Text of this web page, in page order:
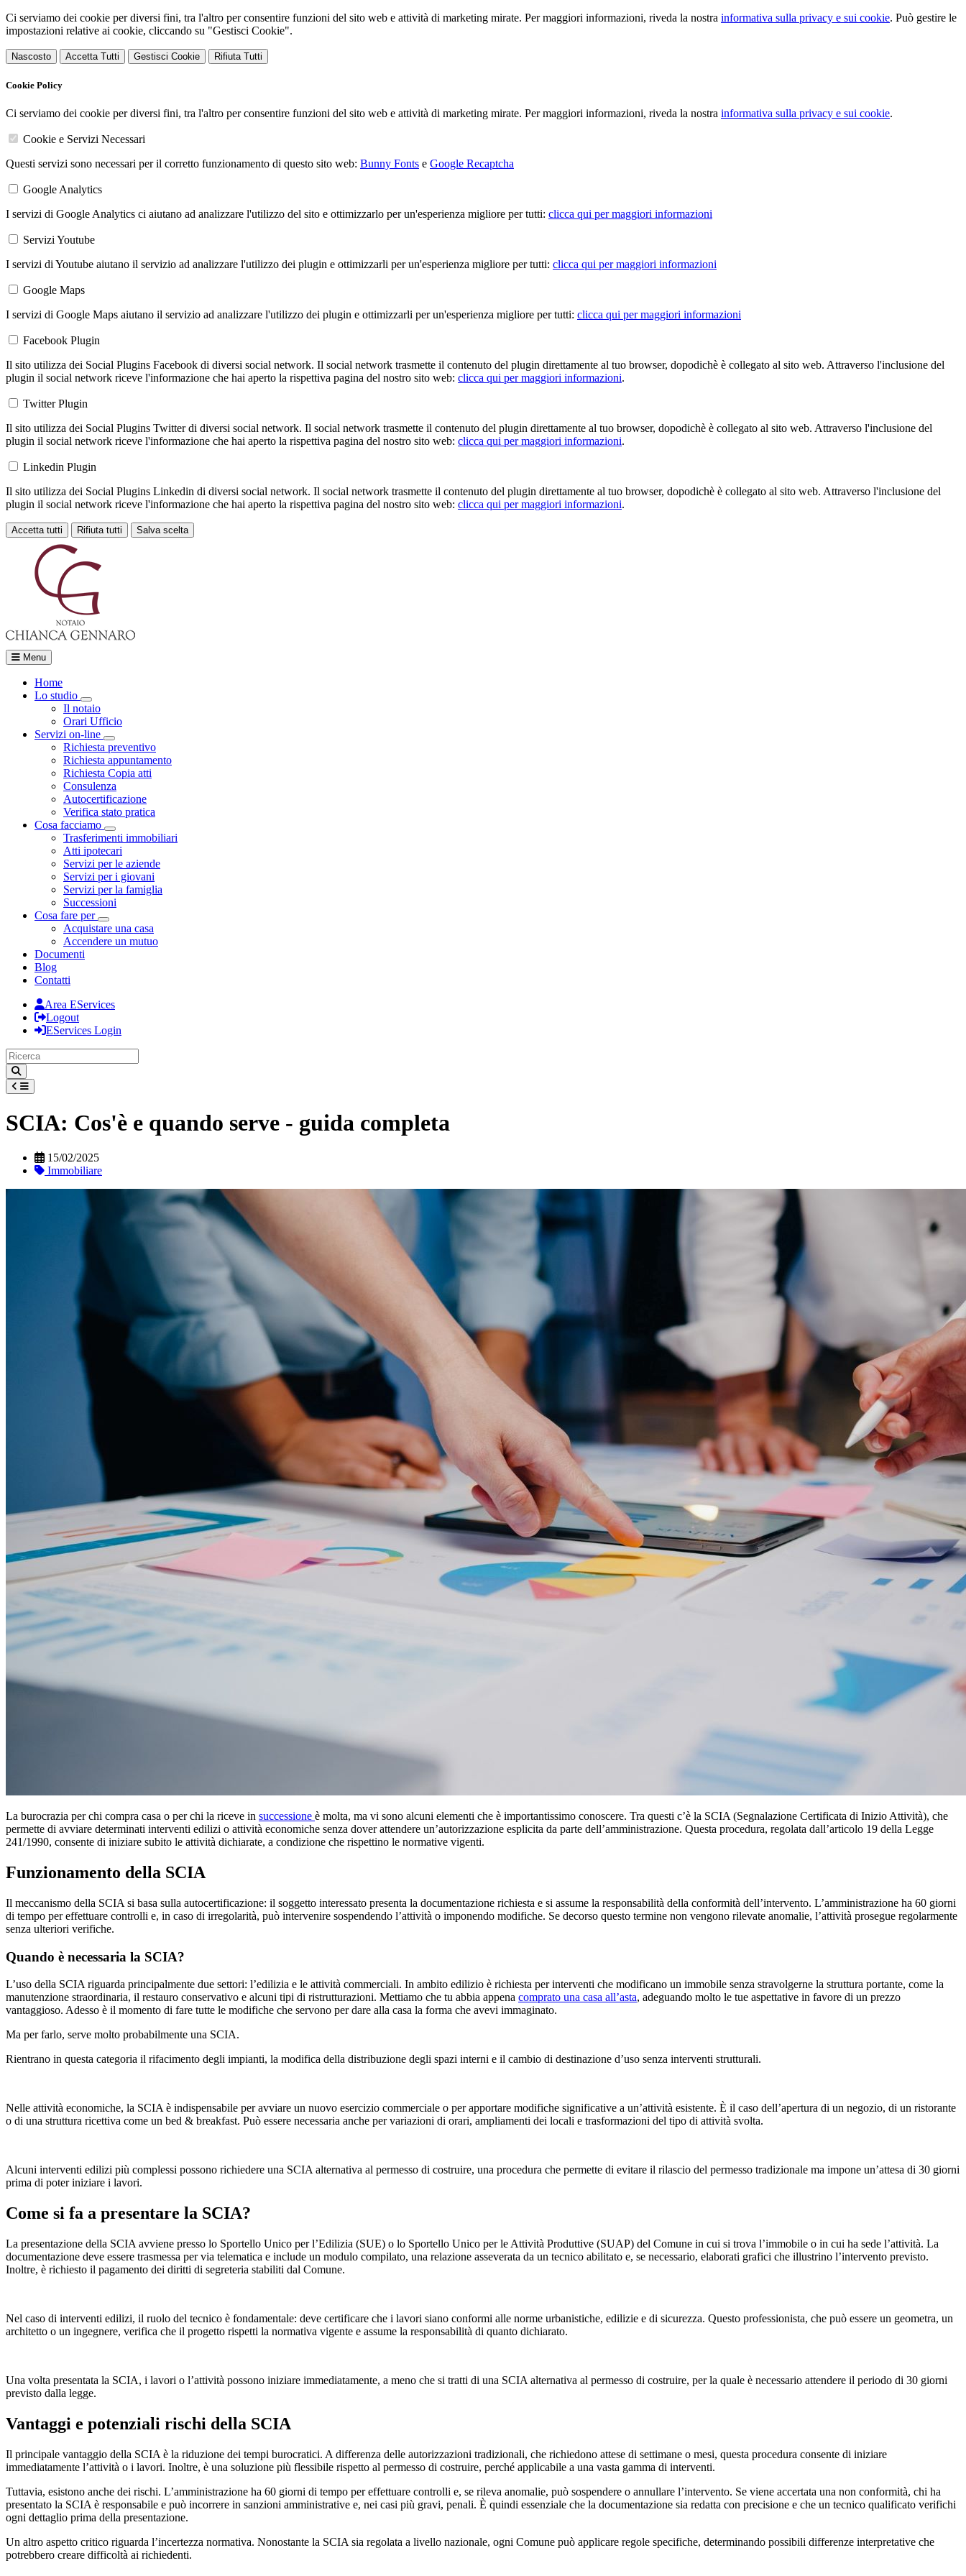
Ci serviamo dei cookie per diversi fini, tra l'altro per consentire funzioni del sito web e attività di marketing mirate. Per maggiori informazioni, riveda la nostra informativa sulla privacy e sui cookie. Può gestire le
impostazioni relative ai cookie, cliccando su "Gestisci Cookie".
Nascosto Accetta Tutti Gestisci Cookie Rifiuta Tutti
Cookie Policy
Ci serviamo dei cookie per diversi fini, tra l'altro per consentire funzioni del sito web e attività di marketing mirate. Per maggiori informazioni, riveda la nostra informativa sulla privacy e sui cookie.
Cookie e Servizi Necessari
Questi servizi sono necessari per il corretto funzionamento di questo sito web: Bunny Fonts e Google Recaptcha
Google Analytics
I servizi di Google Analytics ci aiutano ad analizzare l'utilizzo del sito e ottimizzarlo per un'esperienza migliore per tutti: clicca qui per maggiori informazioni
Servizi Youtube
I servizi di Youtube aiutano il servizio ad analizzare l'utilizzo dei plugin e ottimizzarli per un'esperienza migliore per tutti: clicca qui per maggiori informazioni
Google Maps
I servizi di Google Maps aiutano il servizio ad analizzare l'utilizzo dei plugin e ottimizzarli per un'esperienza migliore per tutti: clicca qui per maggiori informazioni
Facebook Plugin
Il sito utilizza dei Social Plugins Facebook di diversi social network. Il social network trasmette il contenuto del plugin direttamente al tuo browser, dopodichè è collegato al sito web. Attraverso l'inclusione del
plugin il social network riceve l'informazione che hai aperto la rispettiva pagina del nostro sito web: clicca qui per maggiori informazioni.
Twitter Plugin
Il sito utilizza dei Social Plugins Twitter di diversi social network. Il social network trasmette il contenuto del plugin direttamente al tuo browser, dopodichè è collegato al sito web. Attraverso l'inclusione del
plugin il social network riceve l'informazione che hai aperto la rispettiva pagina del nostro sito web: clicca qui per maggiori informazioni.
Linkedin Plugin
Il sito utilizza dei Social Plugins Linkedin di diversi social network. Il social network trasmette il contenuto del plugin direttamente al tuo browser, dopodichè è collegato al sito web. Attraverso l'inclusione del
plugin il social network riceve l'informazione che hai aperto la rispettiva pagina del nostro sito web: clicca qui per maggiori informazioni.
Accetta tutti Rifiuta tutti Salva scelta
Menu
Home
Lo studio
Toggle Dropdown
Il notaio
Orari Ufficio
Servizi on-line
Toggle Dropdown
Richiesta preventivo
Richiesta appuntamento
Richiesta Copia atti
Consulenza
Autocertificazione
Verifica stato pratica
Cosa facciamo
Toggle Dropdown
Trasferimenti immobiliari
Atti ipotecari
Servizi per le aziende
Servizi per i giovani
Servizi per la famiglia
Successioni
Cosa fare per
Toggle Dropdown
Acquistare una casa
Accendere un mutuo
Documenti
Blog
Contatti
Area EServices
Logout
EServices Login
SCIA: Cos'è e quando serve - guida completa
15/02/2025
Immobiliare
La burocrazia per chi compra casa o per chi la riceve in successione è molta, ma vi sono alcuni elementi che è importantissimo conoscere. Tra questi c’è la SCIA (Segnalazione Certificata di Inizio Attività), che
permette di avviare determinati interventi edilizi o attività economiche senza dover attendere un’autorizzazione esplicita da parte dell’amministrazione. Questa procedura, regolata dall’articolo 19 della Legge
241/1990, consente di iniziare subito le attività dichiarate, a condizione che rispettino le normative vigenti.
Funzionamento della SCIA
Il meccanismo della SCIA si basa sulla autocertificazione: il soggetto interessato presenta la documentazione richiesta e si assume la responsabilità della conformità dell’intervento. L’amministrazione ha 60 giorni
di tempo per effettuare controlli e, in caso di irregolarità, può intervenire sospendendo l’attività o imponendo modifiche. Se decorso questo termine non vengono rilevate anomalie, l’attività prosegue regolarmente
senza ulteriori verifiche.
Quando è necessaria la SCIA?
L’uso della SCIA riguarda principalmente due settori: l’edilizia e le attività commerciali. In ambito edilizio è richiesta per interventi che modificano un immobile senza stravolgerne la struttura portante, come la
manutenzione straordinaria, il restauro conservativo e alcuni tipi di ristrutturazioni. Mettiamo che tu abbia appena comprato una casa all’asta, adeguando molto le tue aspettative in favore di un prezzo
vantaggioso. Adesso è il momento di fare tutte le modifiche che servono per dare alla casa la forma che avevi immaginato.
Ma per farlo, serve molto probabilmente una SCIA.
Rientrano in questa categoria il rifacimento degli impianti, la modifica della distribuzione degli spazi interni e il cambio di destinazione d’uso senza interventi strutturali.
Nelle attività economiche, la SCIA è indispensabile per avviare un nuovo esercizio commerciale o per apportare modifiche significative a un’attività esistente. È il caso dell’apertura di un negozio, di un ristorante
o di una struttura ricettiva come un bed & breakfast. Può essere necessaria anche per variazioni di orari, ampliamenti dei locali e trasformazioni del tipo di attività svolta.
Alcuni interventi edilizi più complessi possono richiedere una SCIA alternativa al permesso di costruire, una procedura che permette di evitare il rilascio del permesso tradizionale ma impone un’attesa di 30 giorni
prima di poter iniziare i lavori.
Come si fa a presentare la SCIA?
La presentazione della SCIA avviene presso lo Sportello Unico per l’Edilizia (SUE) o lo Sportello Unico per le Attività Produttive (SUAP) del Comune in cui si trova l’immobile o in cui ha sede l’attività. La
documentazione deve essere trasmessa per via telematica e include un modulo compilato, una relazione asseverata da un tecnico abilitato e, se necessario, elaborati grafici che illustrino l’intervento previsto.
Inoltre, è richiesto il pagamento dei diritti di segreteria stabiliti dal Comune.
Nel caso di interventi edilizi, il ruolo del tecnico è fondamentale: deve certificare che i lavori siano conformi alle norme urbanistiche, edilizie e di sicurezza. Questo professionista, che può essere un geometra, un
architetto o un ingegnere, verifica che il progetto rispetti la normativa vigente e assume la responsabilità di quanto dichiarato.
Una volta presentata la SCIA, i lavori o l’attività possono iniziare immediatamente, a meno che si tratti di una SCIA alternativa al permesso di costruire, per la quale è necessario attendere il periodo di 30 giorni
previsto dalla legge.
Vantaggi e potenziali rischi della SCIA
Il principale vantaggio della SCIA è la riduzione dei tempi burocratici. A differenza delle autorizzazioni tradizionali, che richiedono attese di settimane o mesi, questa procedura consente di iniziare
immediatamente l’attività o i lavori. Inoltre, è una soluzione più flessibile rispetto al permesso di costruire, perché applicabile a una vasta gamma di interventi.
Tuttavia, esistono anche dei rischi. L’amministrazione ha 60 giorni di tempo per effettuare controlli e, se rileva anomalie, può sospendere o annullare l’intervento. Se viene accertata una non conformità, chi ha
presentato la SCIA è responsabile e può incorrere in sanzioni amministrative e, nei casi più gravi, penali. È quindi essenziale che la documentazione sia redatta con precisione e che un tecnico qualificato verifichi
ogni dettaglio prima della presentazione.
Un altro aspetto critico riguarda l’incertezza normativa. Nonostante la SCIA sia regolata a livello nazionale, ogni Comune può applicare regole specifiche, determinando possibili differenze interpretative che
potrebbero creare difficoltà ai richiedenti.